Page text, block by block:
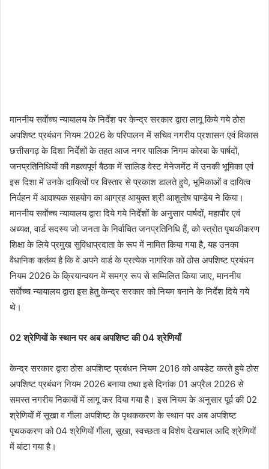
माननीय सर्वाेच्च न्यायालय के निर्देश पर केन्द्र सरकार द्वारा लागू किये गये ठोस
अपशिष्ट प्रबंधन नियम 2026 के परिपालन में सचिव नगरीय प्रशासन एवं विकास
छत्तीसगढ़ के दिशा निर्देशों के तहत आज नगर पालिक निगम कोरबा के पार्षदों,
जनप्रतिनिधियों की महत्वपूर्ण बैठक में सालिड वेस्ट मेनेजमेंट में उनकी भूमिका एवं
इस दिशा में उनके दायित्वों पर विस्तार से प्रकाश डालते हुये, भूमिकाओं व दायित्व
निर्वहन में आवश्यक सहयोग का आग्रह आयुक्त श्री आशुतोष पाण्डेय ने किया।
माननीय सर्वाेच्च न्यायालय द्वारा दिये गये निर्देशों के अनुसार पार्षदों, महापौर एवं
अध्यक्ष, वार्ड सदस्य जो जनता के निर्वाचित जनप्रतिनिधि हैं, को स्त्रोत पृथकीकरण
शिक्षा के लिये प्रमुख सुविधाप्रदाता के रूप में नामित किया गया है, यह उनका
वैधानिक कर्तव्य है कि वे अपने वार्ड के प्रत्येक नागरिक को ठोस अपशिष्ट प्रबंधन
नियम 2026 के क्रियान्वयन में समग्र रूप से सम्मिलित किया जाए, माननीय
सर्वाेच्च न्यायालय द्वारा इस हेतु केन्द्र सरकार को नियम बनाने के निर्देश दिये गये
थे।
02 श्रेणियों के स्थान पर अब अपशिष्ट की 04 श्रेणियॉं
केन्द्र सरकार द्वारा ठोस अपशिष्ट प्रबंधन नियम 2016 को अपडेट करते हुये ठोस
अपशिष्ट प्रबंधन नियम 2026 बनाया तथा इसे दिनांक 01 अप्रैल 2026 से
समस्त नगरीय निकायों में लागू कर दिया गया है। इस नियम के अनुसार पूर्व की 02
श्रेणियों में सूखा व गीला अपशिष्ट के पृथककरण के स्थान पर अब अपशिष्ट
पृथककरण को 04 श्रेणियों गीला, सूखा, स्वच्छता व विशेष देखभाल आदि श्रेणियों
में बांटा गया है।